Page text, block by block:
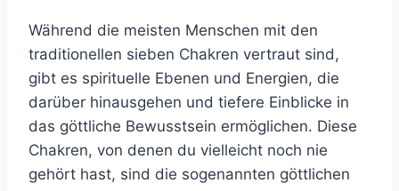
Während die meisten Menschen mit den
traditionellen sieben Chakren vertraut sind,
gibt es spirituelle Ebenen und Energien, die
darüber hinausgehen und tiefere Einblicke in
das göttliche Bewusstsein ermöglichen. Diese
Chakren, von denen du vielleicht noch nie
gehört hast, sind die sogenannten göttlichen